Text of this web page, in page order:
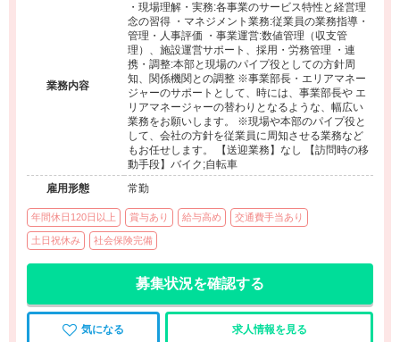
業務内容
・現場理解・実務:各事業のサービス特性と経営理
念の習得 ・マネジメント業務:従業員の業務指導・
管理・人事評価 ・事業運営:数値管理（収支管
理）、施設運営サポート、採用・労務管理 ・連
携・調整:本部と現場のパイプ役としての方針周
知、関係機関との調整 ※事業部長・エリアマネー
ジャーのサポートとして、時には、事業部長や エ
リアマネージャーの替わりとなるような、幅広い
業務をお願いします。 ※現場や本部のパイプ役と
して、会社の方針を従業員に周知させる業務など
もお任せします。 【送迎業務】なし 【訪問時の移
動手段】バイク;自転車
雇用形態
常勤
年間休日120日以上 賞与あり 給与高め 交通費手当あり
土日祝休み 社会保険完備
募集状況を確認する
気になる 求人情報を見る